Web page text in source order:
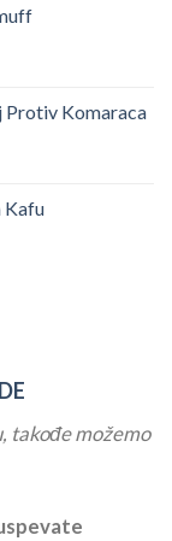
Protiv Komaraca
Kafu
takođe možemo